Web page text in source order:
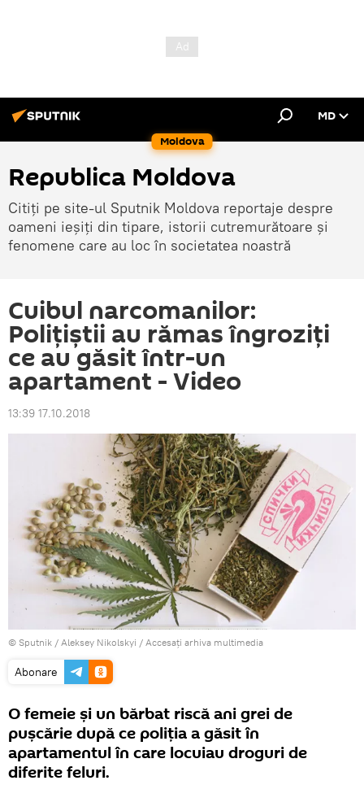
Moldova
MD
Republica Moldova
Citiți pe site-ul Sputnik Moldova reportaje despre
oameni ieșiți din tipare, istorii cutremurătoare și
fenomene care au loc în societatea noastră
Cuibul narcomanilor:
Polițiștii au rămas îngroziți
ce au găsit într-un
apartament - Video
13:39 17.10.2018
© Sputnik / Aleksey Nikolskyi / Accesați arhiva multimedia
Abonare
O femeie și un bărbat riscă ani grei de
pușcărie după ce poliția a găsit în
apartamentul în care locuiau droguri de
diferite feluri.